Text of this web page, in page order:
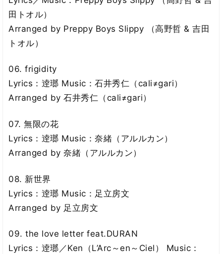
田トオル）
Arranged by Preppy Boys Slippy （高野哲 & 吉田
トオル）
06. frigidity
Lyrics：逹瑯 Music：石井秀仁（cali≠gari）
Arranged by 石井秀仁（cali≠gari）
07. 無限の花
Lyrics：逹瑯 Music：奈緒（アルルカン）
Arranged by 奈緒（アルルカン）
08. 新世界
Lyrics：逹瑯 Music：足立房文
Arranged by 足立房文
09. the love letter feat.DURAN
Lyrics：逹瑯／Ken（L’Arc～en～Ciel） Music：